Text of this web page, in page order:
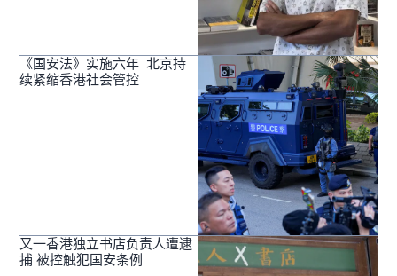
《国安法》实施六年 北京持
续紧缩香港社会管控
又一香港独立书店负责人遭逮
捕 被控触犯国安条例